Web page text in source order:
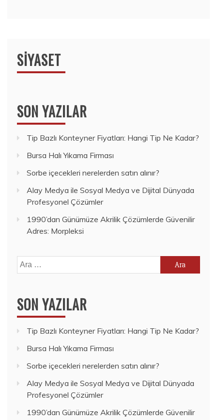
SIYASET
SON YAZILAR
Tip Bazlı Konteyner Fiyatları: Hangi Tip Ne Kadar?
Bursa Halı Yıkama Firması
Sorbe içecekleri nerelerden satın alınır?
Alay Medya ile Sosyal Medya ve Dijital Dünyada
Profesyonel Çözümler
1990’dan Günümüze Akrilik Çözümlerde Güvenilir
Adres: Morpleksi
Arama:
SON YAZILAR
Tip Bazlı Konteyner Fiyatları: Hangi Tip Ne Kadar?
Bursa Halı Yıkama Firması
Sorbe içecekleri nerelerden satın alınır?
Alay Medya ile Sosyal Medya ve Dijital Dünyada
Profesyonel Çözümler
1990’dan Günümüze Akrilik Çözümlerde Güvenilir